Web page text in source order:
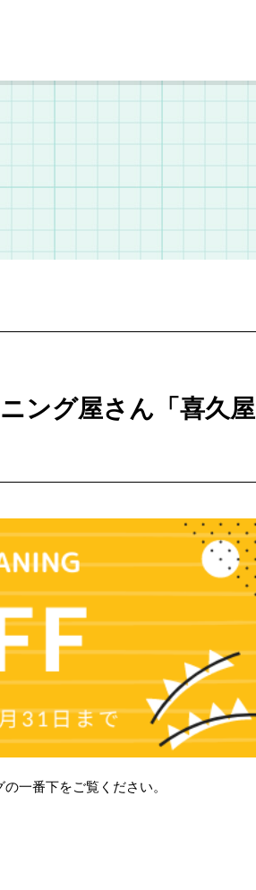
ング屋さん「喜久屋
一番下をご覧ください。